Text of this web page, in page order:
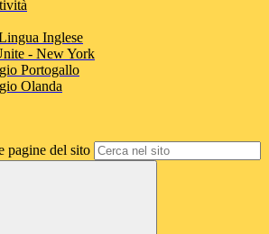
Inglese
- New York
Portogallo
Olanda
pagine del sito